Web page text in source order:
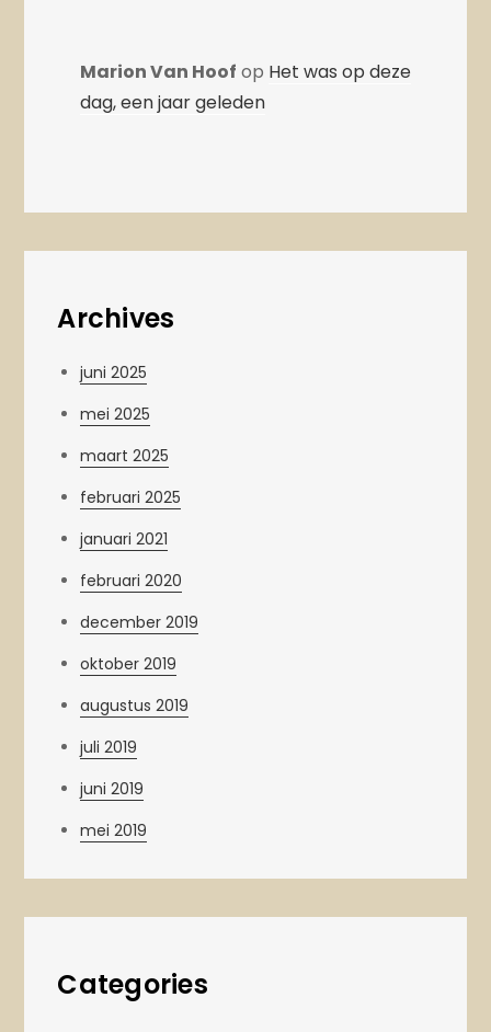
Marion Van Hoof op Het was op deze
dag, een jaar geleden
Archives
juni 2025
mei 2025
maart 2025
februari 2025
januari 2021
februari 2020
december 2019
oktober 2019
augustus 2019
juli 2019
juni 2019
mei 2019
Categories